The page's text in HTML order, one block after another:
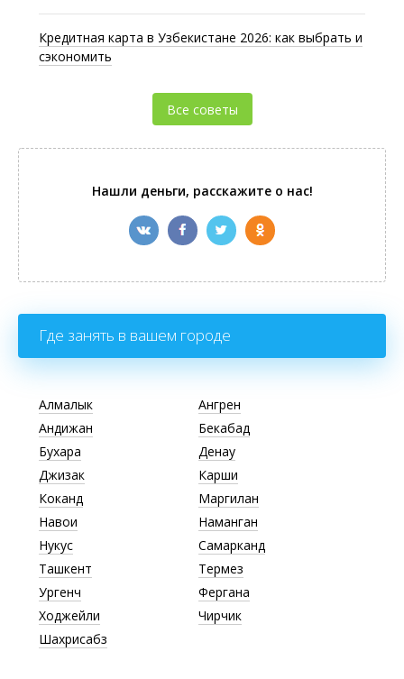
Кредитная карта в Узбекистане 2026: как выбрать и
сэкономить
Все советы
Нашли деньги, расскажите о нас!
Где занять в вашем городе
Алмалык
Ангрен
Андижан
Бекабад
Бухара
Денау
Джизак
Карши
Коканд
Маргилан
Навои
Наманган
Нукус
Самарканд
Ташкент
Термез
Ургенч
Фергана
Ходжейли
Чирчик
Шахрисабз